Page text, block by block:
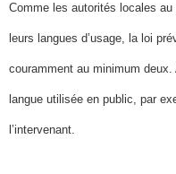
Comme les autorités locales au
leurs langues d’usage, la loi
couramment au minimum
langue utilisée en public, par
l’intervenant.